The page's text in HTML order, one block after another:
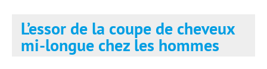
L’essor de la coupe de cheveux
mi-longue chez les hommes